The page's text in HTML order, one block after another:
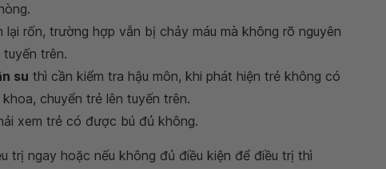
lại rốn, trường hợp vẫn bị chảy máu mà không rõ nguyên
trên.
su thì cần kiểm tra hậu môn, khi phát hiện trẻ không có
chuyển trẻ lên tuyến trên.
xem trẻ có được bú đủ không.
trị ngay hoặc nếu không đủ điều kiện để điều trị thì